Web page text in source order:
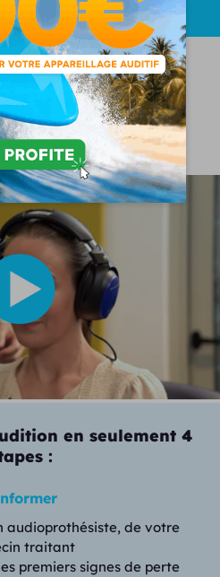
auditif ?
en seulement 4
:
audioprothésiste, de votre
traitant
premiers signes de perte